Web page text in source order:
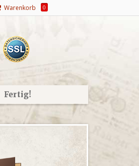
Warenkorb 0
Fertig!